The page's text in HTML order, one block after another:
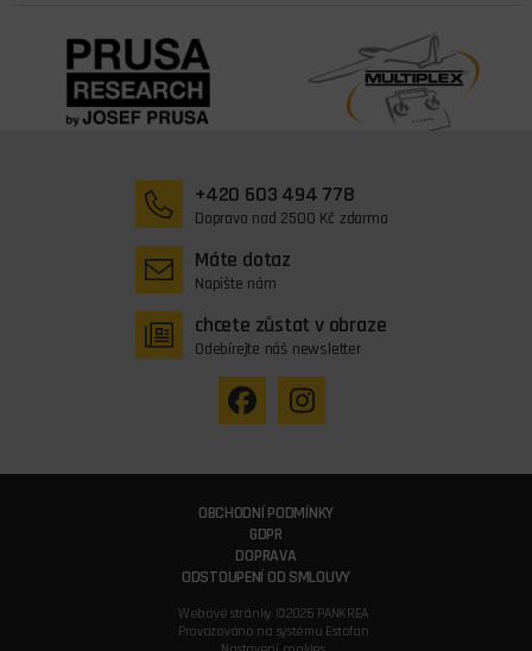
+420 603 494 778
Doprava nad 2500 Kč zdarma
Máte dotaz
Napište nám
chcete zůstat v obraze
Odebírejte náš newsletter
OBCHODNÍ PODMÍNKY
GDPR
DOPRAVA
ODSTOUPENÍ OD SMLOUVY
Webové stránky ©2026 PANKREA
Provozováno na systému Estofan